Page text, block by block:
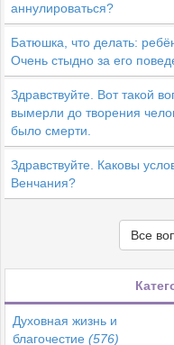
аннулироваться?
Батюшка, что делать:
Очень стыдно за его
Здравствуйте. Вот такой
вымерли до творения
было смерти.
Здравствуйте. Каковы
Венчания?
Все
Духовная жизнь и
благочестие (576)